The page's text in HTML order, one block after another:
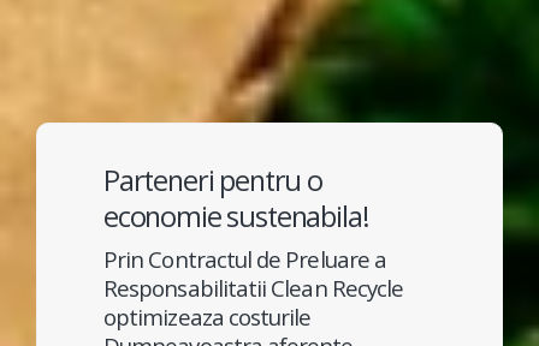
Parteneri pentru o
economie sustenabila!
Prin Contractul de Preluare a
Responsabilitatii Clean Recycle
optimizeaza costurile